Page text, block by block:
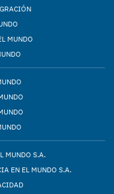
MUNDO
MUNDO S.A.
EN EL MUNDO S.A.